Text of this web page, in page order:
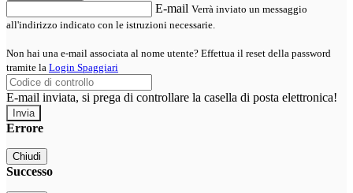
E-mail Verrà inviato un messaggio
all'indirizzo indicato con le istruzioni necessarie.
Non hai una e-mail associata al nome utente? Effettua il reset della password
tramite la Login Spaggiari
E-mail inviata, si prega di controllare la casella di posta elettronica!
Errore
Chiudi
Successo